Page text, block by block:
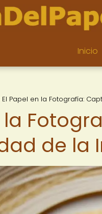
Inicio
El Papel en la Fotografía:
la
de la